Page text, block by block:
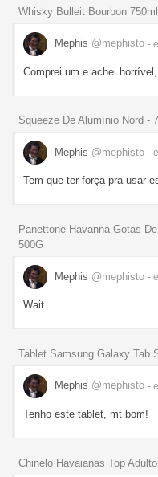
Whisky Bulleit Bourbon 750ml
Mephis @mephisto -
Comprei um e achei
Squeeze De Alumínio Nord -
Mephis @mephisto -
Tem que ter força pra usar
Panettone Havanna Gotas
500G
Mephis @mephisto -
Wait...
Tablet Samsung Galaxy Tab
Mephis @mephisto -
Tenho este tablet, mt bom!
Chinelo Havaianas Top